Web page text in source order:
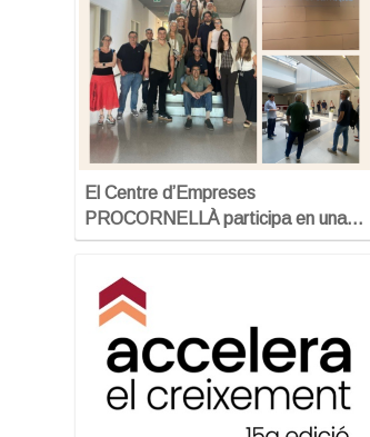
El Centre d’Empreses
PROCORNELLÀ participa en una…